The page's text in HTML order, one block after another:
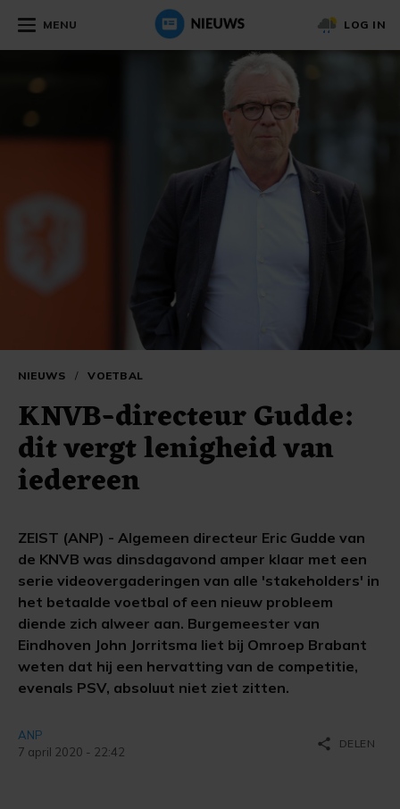
MENU LOG IN
NIEUWS / VOETBAL
KNVB-directeur Gudde:
dit vergt lenigheid van
iedereen
ZEIST (ANP) - Algemeen directeur Eric Gudde van
de KNVB was dinsdagavond amper klaar met een
serie videovergaderingen van alle 'stakeholders' in
het betaalde voetbal of een nieuw probleem
diende zich alweer aan. Burgemeester van
Eindhoven John Jorritsma liet bij Omroep Brabant
weten dat hij een hervatting van de competitie,
evenals PSV, absoluut niet ziet zitten.
ANP
7 april 2020 - 22:42
share DELEN